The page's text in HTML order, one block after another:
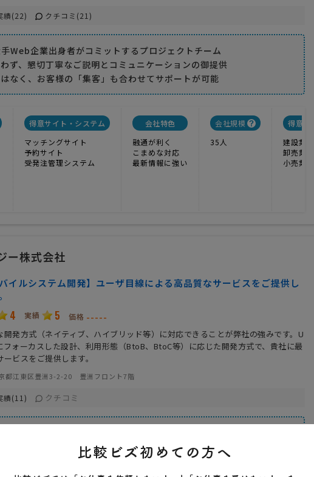
績(22) クチコミ(21)
Web企業出身者がコミットするプロジェクトチーム
ず、懇切丁寧なご説明とコミュニケーションの御提供
はなく、お客様の「集客」も合わせてサポートが可能
得意サイト・システム
マッチングサイト
予約サイト
受発注管理システム
会社特色
融通が利く
こまめな対応
最新情報に強い
会社規模
35人
得意業界
建設業
卸売業
小売業
ー株式会社
バイルシステム開発】ユーザ目線による高品質なサービスをご提供し
4 実績 5 価格 -----
開発方式（ネイティブ、ハイブリッド等）に対応できることが弊社の強みです。U
フォーカスした設計、利用形態（BtoB、BtoC等）に応じた開発方式で、貴社に最
ービスをご提供します。
都江東区豊洲3-2-20 豊洲フロント7階
績(11) クチコミ
ブリッド・PWAなど様々な開発方式の実績あり
ースでのユーザ満足度の高いアプリ開発
トア申請及び保守対応もサポート